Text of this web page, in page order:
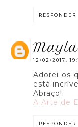
RESPONDER
12/02/2017,
Adorei os
está
Abraço!
A Arte de
RESPONDER